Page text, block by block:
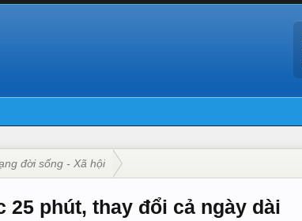
đời sống - Xã hội
25 phút, thay đổi cả ngày dài